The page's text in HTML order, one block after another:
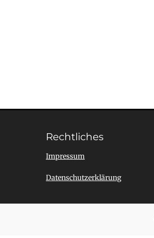
Rechtliches
Impressum
Datenschutzerklärung